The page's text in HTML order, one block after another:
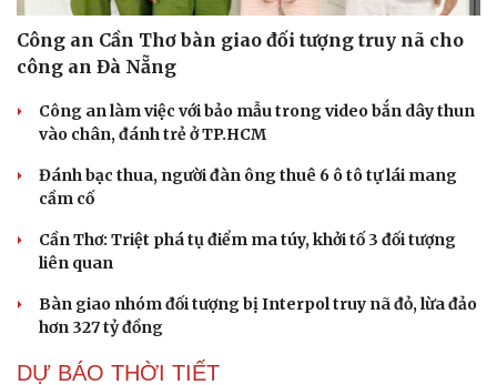
Công an Cần Thơ bàn giao đối tượng truy nã cho
công an Đà Nẵng
Công an làm việc với bảo mẫu trong video bắn dây thun
vào chân, đánh trẻ ở TP.HCM
Đánh bạc thua, người đàn ông thuê 6 ô tô tự lái mang
cầm cố
Cần Thơ: Triệt phá tụ điểm ma túy, khởi tố 3 đối tượng
liên quan
Bàn giao nhóm đối tượng bị Interpol truy nã đỏ, lừa đảo
hơn 327 tỷ đồng
DỰ BÁO THỜI TIẾT